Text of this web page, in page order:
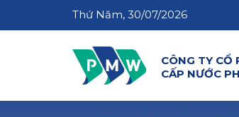
Thứ Năm, 30/07/2026
CÔNG TY CỔ
CẤP NƯỚC